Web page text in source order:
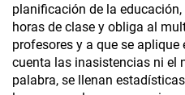
planificación de la
horas de clase y obliga al
profesores y a que se aplique
cuenta las inasistencias ni el
palabra, se llenan